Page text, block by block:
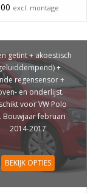
excl. montage
getint + akoestisch
+
regensensor +
en onderlijst.
voor VW Polo
Bouwjaar februari
2014-2017
BEKIJK OPTIES